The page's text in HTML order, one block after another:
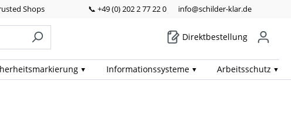
Shops 📞 +49 (0) 202 2 77 22 0 info@schilder-klar.de
Direktbestellung
Informations­systeme Arbeits­schutz